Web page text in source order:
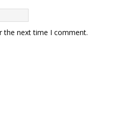
the next time I comment.